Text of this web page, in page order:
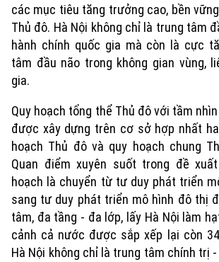
các mục tiêu tăng trưởng cao, bền
Thủ đô. Hà Nội không chỉ là trung tâm
hành chính quốc gia mà còn là cực
tâm đầu não trong không gian vùng,
gia.
Quy hoạch tổng thể Thủ đô với tầm
được xây dựng trên cơ sở hợp nhất
hoạch Thủ đô và quy hoạch chung
Quan điểm xuyên suốt trong đề
hoạch là chuyển từ tư duy phát triển
sang tư duy phát triển mô hình đô thị
tâm, đa tầng - đa lớp, lấy Hà Nội làm
cảnh cả nước được sắp xếp lại còn
Hà Nội không chỉ là trung tâm chính trị